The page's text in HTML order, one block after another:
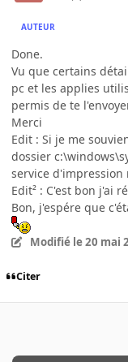
AUTEUR
Done.
Vu que certains
pc et les applies
permis de te
Merci
Edit : Si je me
dossier
service
Edit² : C'est bon j'ai
Bon, j'espére que
Modifié le 20 mai
Citer